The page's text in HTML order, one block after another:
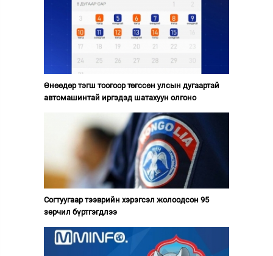
Өнөөдөр тэгш тоогоор төгссөн улсын дугаартай
автомашинтай иргэдэд шатахуун олгоно
Согтуугаар тээврийн хэрэгсэл жолоодсон 95
зөрчил бүртгэгдлээ